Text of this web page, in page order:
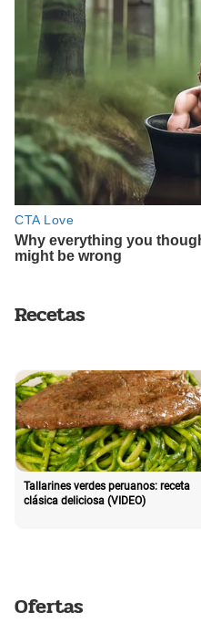
Recetas
Tallarines verdes peruanos: receta
clásica deliciosa (VIDEO)
Ofertas